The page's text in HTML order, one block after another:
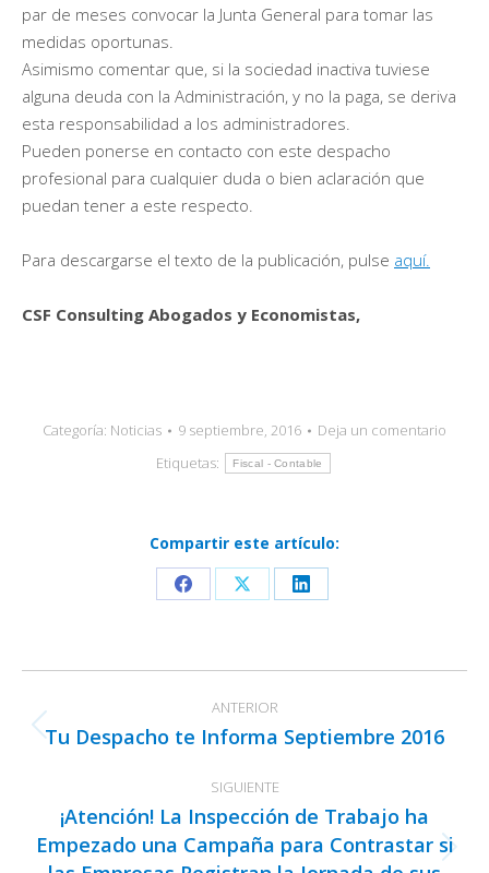
par de meses convocar la Junta General para tomar las
medidas oportunas.
Asimismo comentar que, si la sociedad inactiva tuviese
alguna deuda con la Administración, y no la paga, se deriva
esta responsabilidad a los administradores.
Pueden ponerse en contacto con este despacho
profesional para cualquier duda o bien aclaración que
puedan tener a este respecto.
Para descargarse el texto de la publicación, pulse aquí.
CSF Consulting Abogados y Economistas,
Categoría: Noticias 9 septiembre, 2016
Deja un comentario
Etiquetas:
Fiscal - Contable
Compartir este artículo:
Share
Facebook
Share
X
Share
LinkedIn
entre
publicaciones
ANTERIOR
Publicación
Tu Despacho te Informa Septiembre 2016
SIGUIENTE
Publicación
¡Atención! La Inspección de Trabajo ha
Empezado una Campaña para Contrastar si